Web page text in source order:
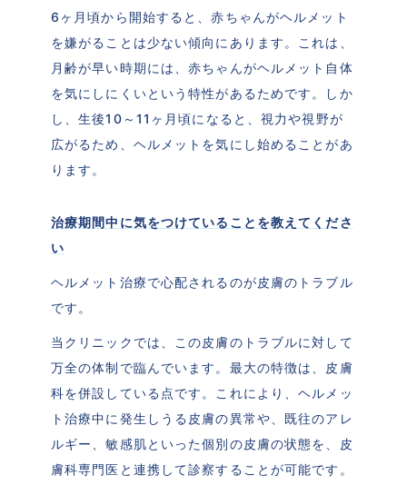
6ヶ月頃から開始すると、赤ちゃんがヘルメット
を嫌がることは少ない傾向にあります。これは、
月齢が早い時期には、赤ちゃんがヘルメット自体
を気にしにくいという特性があるためです。しか
し、生後10～11ヶ月頃になると、視力や視野が
広がるため、ヘルメットを気にし始めることがあ
ります。
治療期間中に気をつけていることを教えてくださ
い
ヘルメット治療で心配されるのが皮膚のトラブル
です。
当クリニックでは、この皮膚のトラブルに対して
万全の体制で臨んでいます。最大の特徴は、皮膚
科を併設している点です。これにより、ヘルメッ
ト治療中に発生しうる皮膚の異常や、既往のアレ
ルギー、敏感肌といった個別の皮膚の状態を、皮
膚科専門医と連携して診察することが可能です。